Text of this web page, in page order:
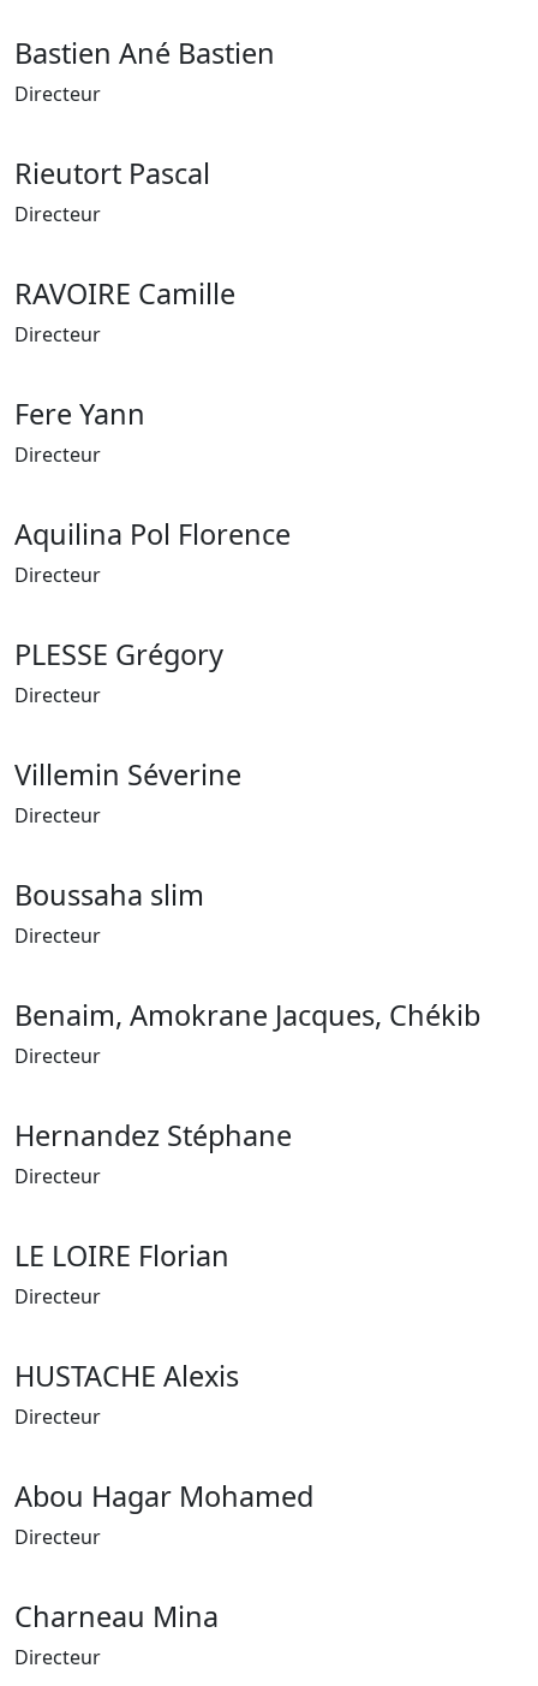
Bastien Ané Bastien
Directeur
Rieutort Pascal
Directeur
RAVOIRE Camille
Directeur
Fere Yann
Directeur
Aquilina Pol Florence
Directeur
PLESSE Grégory
Directeur
Villemin Séverine
Directeur
Boussaha slim
Directeur
Benaim, Amokrane Jacques, Chékib
Directeur
Hernandez Stéphane
Directeur
LE LOIRE Florian
Directeur
HUSTACHE Alexis
Directeur
Abou Hagar Mohamed
Directeur
Charneau Mina
Directeur